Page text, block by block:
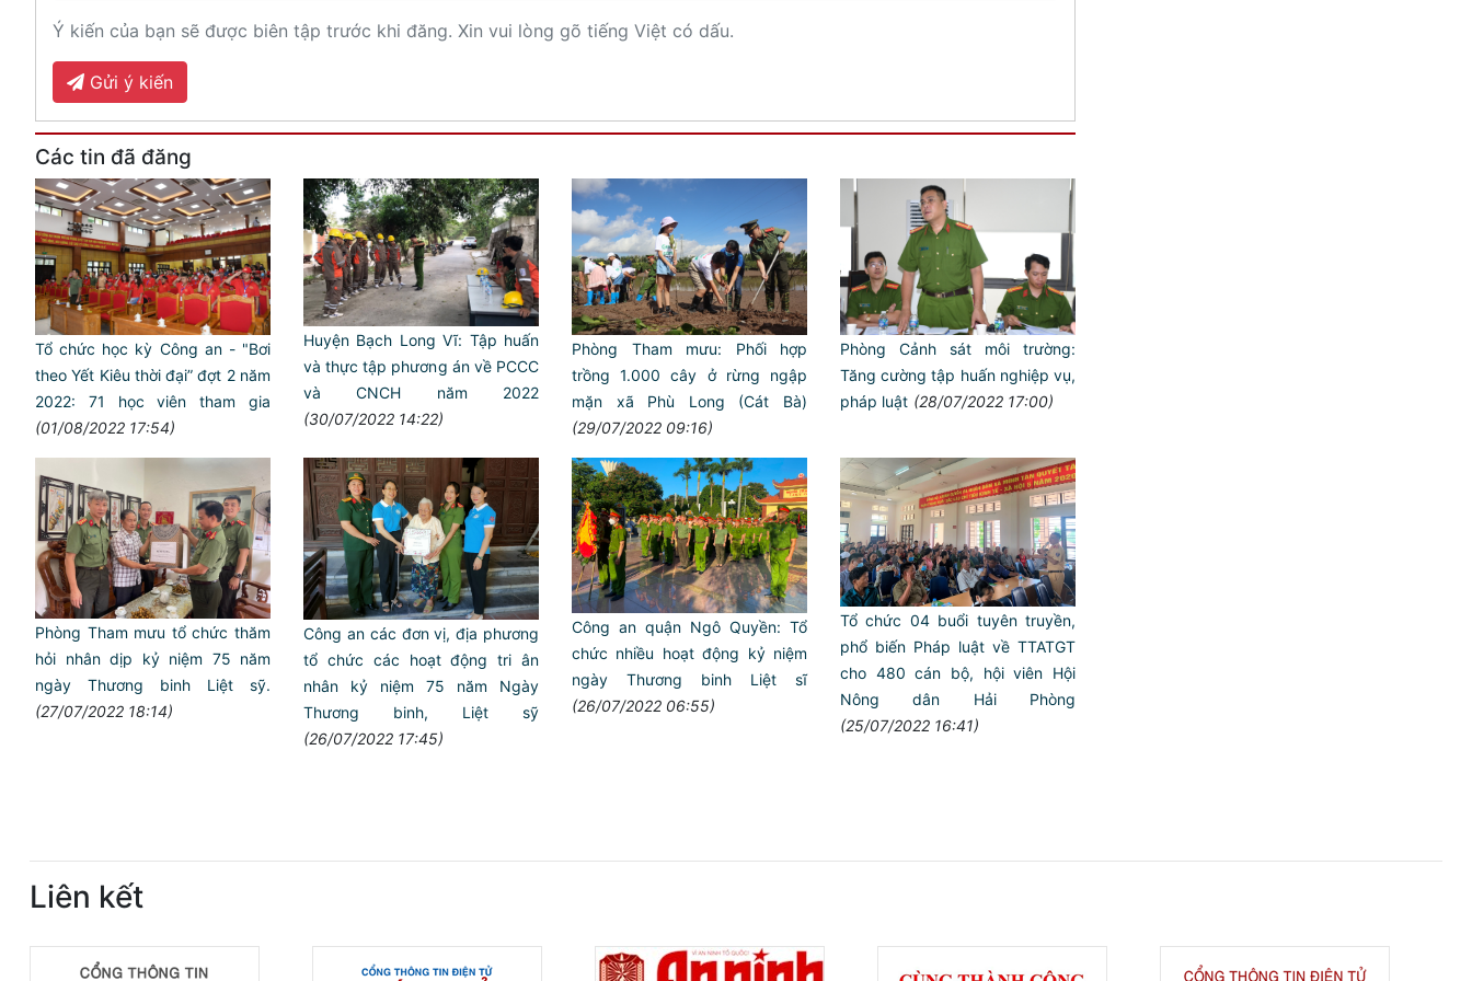
Ý kiến của bạn sẽ được biên tập trước khi đăng. Xin vui lòng gõ tiếng Việt có dấu.
Gửi ý kiến
Các tin đã đăng
Tổ chức học kỳ Công an - "Bơi
theo Yết Kiêu thời đại” đợt 2 năm
2022: 71 học viên tham gia
(01/08/2022 17:54)
Huyện Bạch Long Vĩ: Tập huấn
và thực tập phương án về PCCC
và CNCH năm 2022
(30/07/2022 14:22)
Phòng Tham mưu: Phối hợp
trồng 1.000 cây ở rừng ngập
mặn xã Phù Long (Cát Bà)
(29/07/2022 09:16)
Phòng Cảnh sát môi trường:
Tăng cường tập huấn nghiệp vụ,
pháp luật (28/07/2022 17:00)
Phòng Tham mưu tổ chức thăm
hỏi nhân dịp kỷ niệm 75 năm
ngày Thương binh Liệt sỹ.
(27/07/2022 18:14)
Công an các đơn vị, địa phương
tổ chức các hoạt động tri ân
nhân kỷ niệm 75 năm Ngày
Thương binh, Liệt sỹ
(26/07/2022 17:45)
Công an quận Ngô Quyền: Tổ
chức nhiều hoạt động kỷ niệm
ngày Thương binh Liệt sĩ
(26/07/2022 06:55)
Tổ chức 04 buổi tuyên truyền,
phổ biến Pháp luật về TTATGT
cho 480 cán bộ, hội viên Hội
Nông dân Hải Phòng
(25/07/2022 16:41)
Liên kết